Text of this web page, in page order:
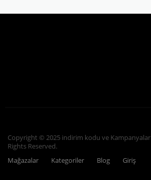
Copyright © 2025 indirim kodu ve Kampanyalar
Rights Reserved.
Mağazalar
Kategoriler Blog Giriş